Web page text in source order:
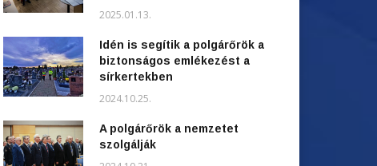
2025.01.13.
Idén is segítik a polgárőrök a
biztonságos emlékezést a
sírkertekben
2024.10.25.
A polgárőrök a nemzetet
szolgálják